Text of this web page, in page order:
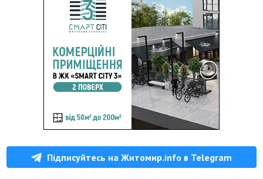
Підписуйтесь на Житомир.info в Telegram